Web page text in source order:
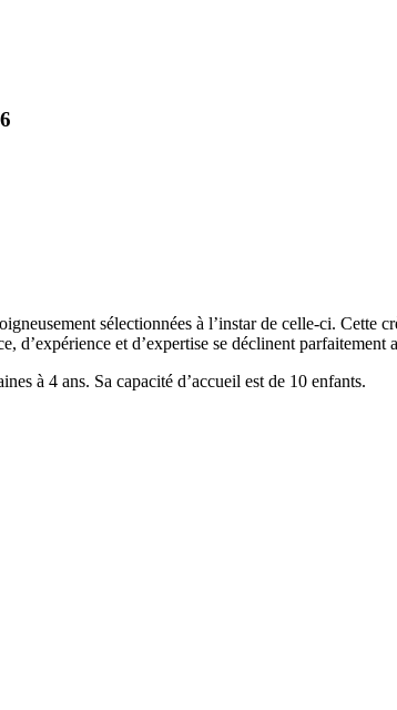
sélectionnées à l’instar de celle-ci. Cette
d’expérience et d’expertise se déclinent parfaitement
à 4 ans. Sa capacité d’accueil est de 10 enfants.